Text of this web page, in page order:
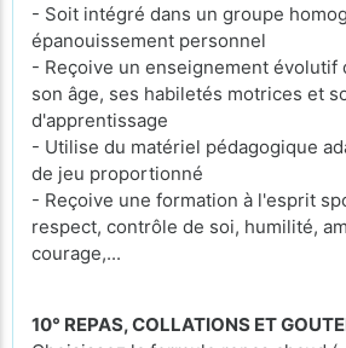
- Soit intégré dans un groupe
épanouissement personnel
- Reçoive un enseignement évolutif
son âge, ses habiletés motrices et
d'apprentissage
- Utilise du matériel pédagogique
de jeu proportionné
- Reçoive une formation à l'esprit
respect, contrôle de soi, humilité,
courage,...
10° REPAS, COLLATIONS ET